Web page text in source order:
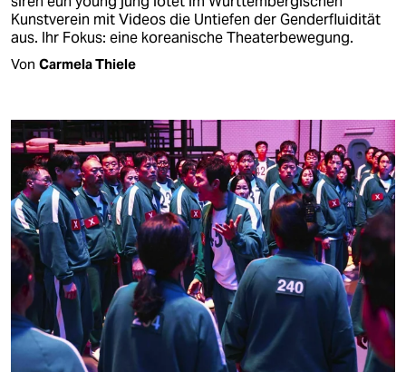
Kunstverein mit Videos die Untiefen der Genderfluidität
aus. Ihr Fokus: eine koreanische Theaterbewegung.
Von Carmela Thiele